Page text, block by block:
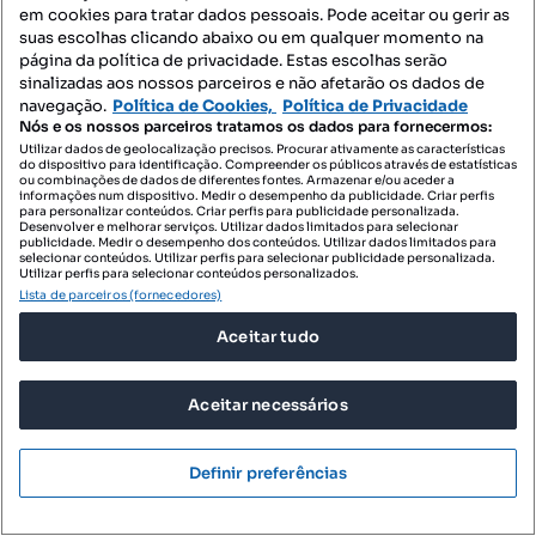
MillionGroup
Profissional
em cookies para tratar dados pessoais. Pode aceitar ou gerir as
suas escolhas clicando abaixo ou em qualquer momento na
página da política de privacidade. Estas escolhas serão
sinalizadas aos nossos parceiros e não afetarão os dados de
navegação. Política de Cookies, Política de Privacidade
Nós e os nossos parceiros tratamos os dados para fornecermos:
Utilizar dados de geolocalização precisos. Procurar ativamente as características
do dispositivo para identificação. Compreender os públicos através de estatísticas
ou combinações de dados de diferentes fontes. Armazenar e/ou aceder a
informações num dispositivo. Medir o desempenho da publicidade. Criar perfis
para personalizar conteúdos. Criar perfis para publicidade personalizada.
Desenvolver e melhorar serviços. Utilizar dados limitados para selecionar
publicidade. Medir o desempenho dos conteúdos. Utilizar dados limitados para
selecionar conteúdos. Utilizar perfis para selecionar publicidade personalizada.
Utilizar perfis para selecionar conteúdos personalizados.
Lista de parceiros (fornecedores)
Aceitar tudo
Aceitar necessários
Definir preferências